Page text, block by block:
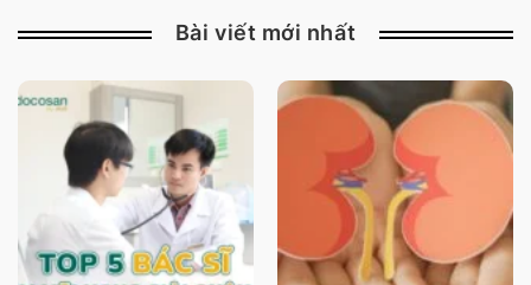
Bài viết mới nhất